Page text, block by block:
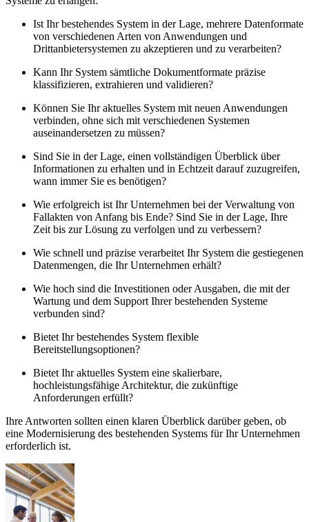
Ist Ihr bestehendes System in der Lage, mehrere Datenformate
von verschiedenen Arten von Anwendungen und
Drittanbietersystemen zu akzeptieren und zu verarbeiten?
Kann Ihr System sämtliche Dokumentformate präzise
klassifizieren, extrahieren und validieren?
Können Sie Ihr aktuelles System mit neuen Anwendungen
verbinden, ohne sich mit verschiedenen Systemen
auseinandersetzen zu müssen?
Sind Sie in der Lage, einen vollständigen Überblick über
Informationen zu erhalten und in Echtzeit darauf zuzugreifen,
wann immer Sie es benötigen?
Wie erfolgreich ist Ihr Unternehmen bei der Verwaltung von
Fallakten von Anfang bis Ende? Sind Sie in der Lage, Ihre
Zeit bis zur Lösung zu verfolgen und zu verbessern?
Wie schnell und präzise verarbeitet Ihr System die gestiegenen
Datenmengen, die Ihr Unternehmen erhält?
Wie hoch sind die Investitionen oder Ausgaben, die mit der
Wartung und dem Support Ihrer bestehenden Systeme
verbunden sind?
Bietet Ihr bestehendes System flexible
Bereitstellungsoptionen?
Bietet Ihr aktuelles System eine skalierbare,
hochleistungsfähige Architektur, die zukünftige
Anforderungen erfüllt?
Ihre Antworten sollten einen klaren Überblick darüber geben, ob
eine Modernisierung des bestehenden Systems für Ihr Unternehmen
erforderlich ist.